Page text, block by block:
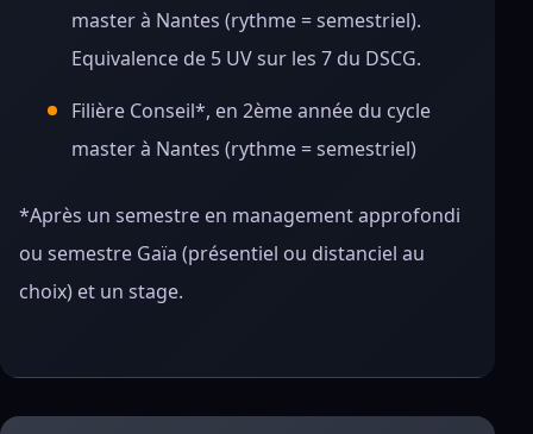
master à Nantes (rythme = semestriel).
Equivalence de 5 UV sur les 7 du DSCG.
Filière Conseil*, en 2ème année du cycle
master à Nantes (rythme = semestriel)
*Après un semestre en management approfondi
ou semestre Gaïa (présentiel ou distanciel au
choix) et un stage.